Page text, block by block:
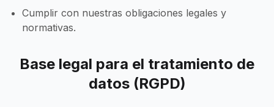
Cumplir con nuestras obligaciones legales y
normativas.
Base legal para el tratamiento de
datos (RGPD)